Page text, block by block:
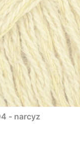
- narcyz